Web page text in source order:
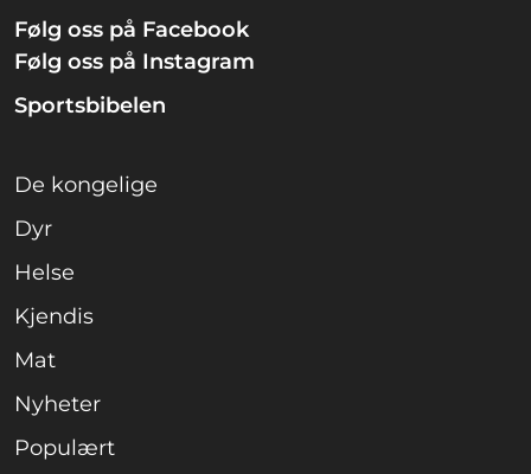
Følg oss på Facebook
Følg oss på Instagram
Sportsbibelen
De kongelige
Dyr
Helse
Kjendis
Mat
Nyheter
Populært